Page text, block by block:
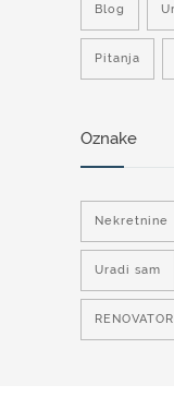
Blog
Pitanja
Oznake
Nekretnine
Uradi sam
RENOVATOR